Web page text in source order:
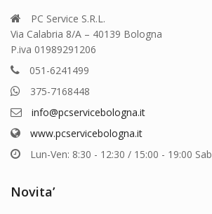
PC Service S.R.L.
Via Calabria 8/A – 40139 Bologna
P.iva 01989291206
051-6241499
375-7168448
info@pcservicebologna.it
www.pcservicebologna.it
Lun-Ven: 8:30 - 12:30 / 15:00 - 19:00
Novita’